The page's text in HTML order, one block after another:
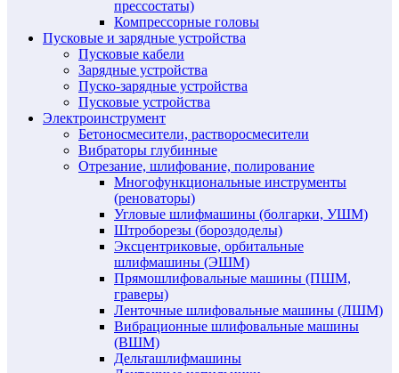
прессостаты)
Компрессорные головы
Пусковые и зарядные устройства
Пусковые кабели
Зарядные устройства
Пуско-зарядные устройства
Пусковые устройства
Электроинструмент
Бетоносмесители, растворосмесители
Вибраторы глубинные
Отрезание, шлифование, полирование
Многофункциональные инструменты
(реноваторы)
Угловые шлифмашины (болгарки, УШМ)
Штроборезы (бороздоделы)
Эксцентриковые, орбитальные
шлифмашины (ЭШМ)
Прямошлифовальные машины (ПШМ,
граверы)
Ленточные шлифовальные машины (ЛШМ)
Вибрационные шлифовальные машины
(ВШМ)
Дельташлифмашины